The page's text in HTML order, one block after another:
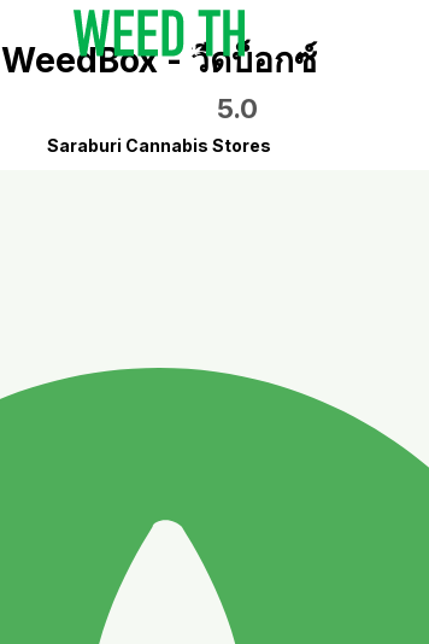
WeedBox - วีดบ็อกซ์
5.0
Saraburi Cannabis Stores